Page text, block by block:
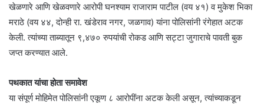
खेळणारे आणि खेळवणारे आरोपी घनश्याम राजाराम पाटील (वय ४१) व मुकेश भिका
मराठे (वय ४४, दोन्ही रा. खंडेराव नगर, जळगाव) यांना पोलिसांनी रंगेहात अटक
केली. त्यांच्या ताब्यातून ९,४७० रुपयांची रोकड आणि सट्टा जुगाराचे पावती बुक
जप्त करण्यात आले.
पथकात यांचा होता समावेश
या संपूर्ण मोहिमेत पोलिसांनी एकूण ८ आरोपींना अटक केली असून, त्यांच्याकडून